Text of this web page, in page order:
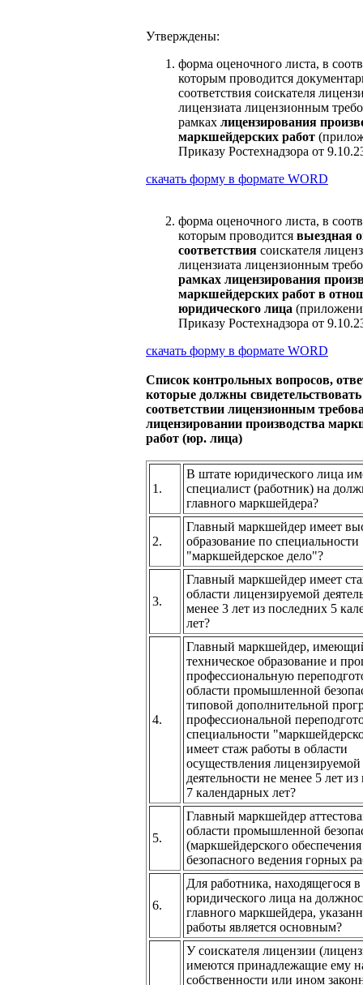
Утверждены:
форма оценочного листа, в
которым проводится
соответствия соискателя
лицензиата лицензионным
рамках лицензирования
маркшейдерских работ
Приказу Ростехнадзора от
скачать форму в формате WORD
форма оценочного листа, в
которым проводится выездная
соответствия соискателя
лицензиата лицензионным
рамках лицензирования
маркшейдерских работ в
юридического лица
Приказу Ростехнадзора от
скачать форму в формате WORD
Список контрольных вопросов,
которые должны свидетельствовать
соответствии лицензионным
лицензировании производства
работ (юр. лица)
1.
В штате юридического лица
специалист (работник) на
главного маркшейдера?
2.
Главный маркшейдер имеет
образование по специальности
"маркшейдерское дело"?
3.
Главный маркшейдер имеет
области лицензируемой
менее 3 лет из последних 5
лет?
4.
Главный маркшейдер,
техническое образование и
профессиональную
области промышленной
типовой дополнительной
профессиональной
специальности
имеет стаж работы в области
осуществления лицензируемой
деятельности не менее 5 лет
7 календарных лет?
5.
Главный маркшейдер
области промышленной
(маркшейдерского обеспечения
безопасного ведения горных
6.
Для работника, находящегося
юридического лица на
главного маркшейдера,
работы является основным?
У соискателя лицензии
имеются принадлежащие ему
собственности или ином